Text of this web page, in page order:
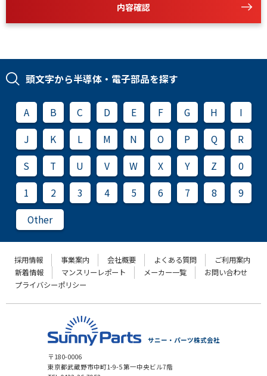
内容確認
頭文字から半導体・電子部品を探す
A B C D E F G H
I
J
K L M N O P Q
R
S
T U V W X Y Z
0
1
2 3 4 5 6 7 8
9
Other
採用情報 事業案内 会社概要 よくある質問
ご利用案内
新着情報
マンスリーレポート メーカー一覧
お問い合わせ
プライバシーポリシー
サニー・パーツ株式会社
〒180-0006
東京都武蔵野市中町1-9-5 第一中央ビル7階